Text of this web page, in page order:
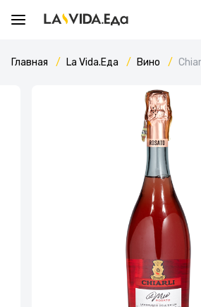
Главная La Vida.Еда Вино